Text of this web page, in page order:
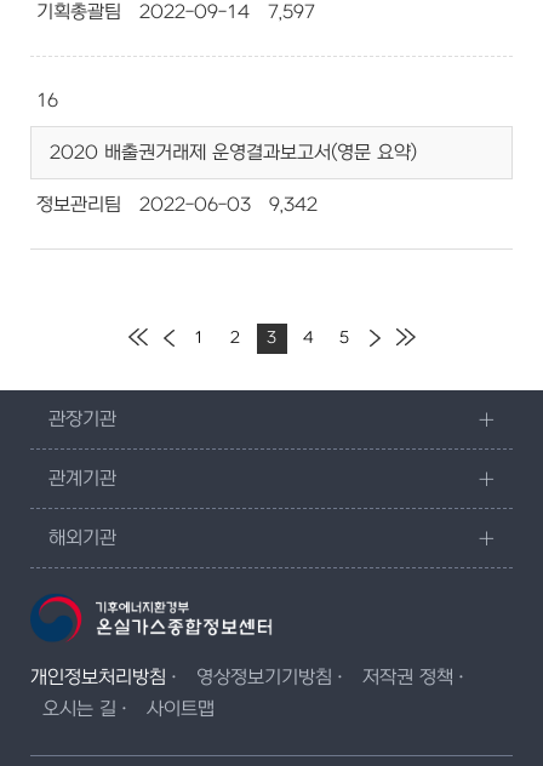
기획총괄팀 2022-09-14 7,597
16
2020 배출권거래제 운영결과보고서(영문 요약)
정보관리팀 2022-06-03 9,342
1 2 3 4 5
관장기관
관계기관
해외기관
개인정보처리방침 영상정보기기방침
저작권 정책
오시는 길
사이트맵